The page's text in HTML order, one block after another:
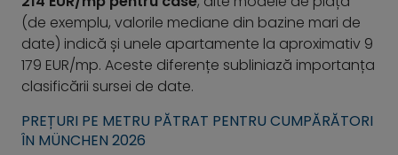
(de exemplu, valorile mediane din bazine mari de
date) indică și unele apartamente la aproximativ 9
179 EUR/mp. Aceste diferențe subliniază importanța
clasificării sursei de date.
PREȚURI PE METRU PĂTRAT PENTRU CUMPĂRĂTORI
ÎN MÜNCHEN 2026